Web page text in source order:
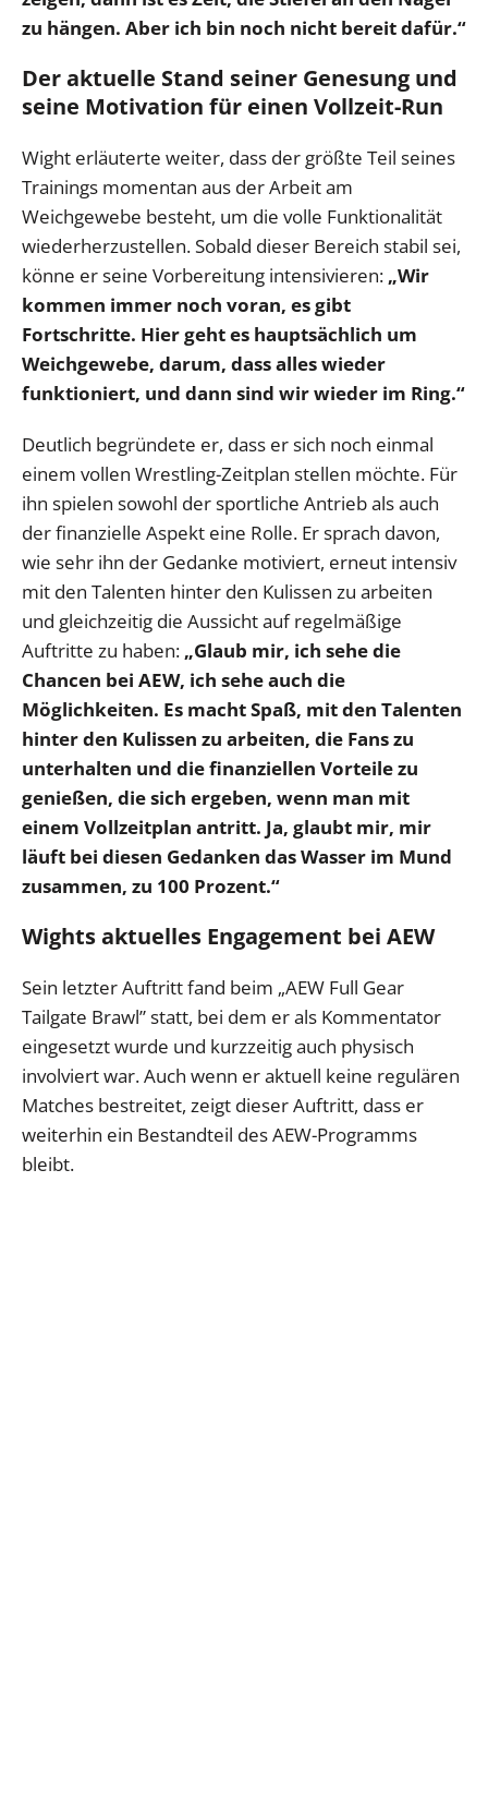
zu hängen. Aber ich bin noch nicht bereit dafür.“
Der aktuelle Stand seiner Genesung und
seine Motivation für einen Vollzeit-Run
Wight erläuterte weiter, dass der größte Teil seines
Trainings momentan aus der Arbeit am
Weichgewebe besteht, um die volle Funktionalität
wiederherzustellen. Sobald dieser Bereich stabil sei,
könne er seine Vorbereitung intensivieren: „Wir
kommen immer noch voran, es gibt
Fortschritte. Hier geht es hauptsächlich um
Weichgewebe, darum, dass alles wieder
funktioniert, und dann sind wir wieder im Ring.“
Deutlich begründete er, dass er sich noch einmal
einem vollen Wrestling-Zeitplan stellen möchte. Für
ihn spielen sowohl der sportliche Antrieb als auch
der finanzielle Aspekt eine Rolle. Er sprach davon,
wie sehr ihn der Gedanke motiviert, erneut intensiv
mit den Talenten hinter den Kulissen zu arbeiten
und gleichzeitig die Aussicht auf regelmäßige
Auftritte zu haben: „Glaub mir, ich sehe die
Chancen bei AEW, ich sehe auch die
Möglichkeiten. Es macht Spaß, mit den Talenten
hinter den Kulissen zu arbeiten, die Fans zu
unterhalten und die finanziellen Vorteile zu
genießen, die sich ergeben, wenn man mit
einem Vollzeitplan antritt. Ja, glaubt mir, mir
läuft bei diesen Gedanken das Wasser im Mund
zusammen, zu 100 Prozent.“
Wights aktuelles Engagement bei AEW
Sein letzter Auftritt fand beim „AEW Full Gear
Tailgate Brawl” statt, bei dem er als Kommentator
eingesetzt wurde und kurzzeitig auch physisch
involviert war. Auch wenn er aktuell keine regulären
Matches bestreitet, zeigt dieser Auftritt, dass er
weiterhin ein Bestandteil des AEW-Programms
bleibt.